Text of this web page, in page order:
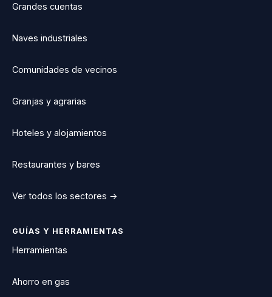
Grandes cuentas
Naves industriales
Comunidades de vecinos
Granjas y agrarias
Hoteles y alojamientos
Restaurantes y bares
Ver todos los sectores →
GUÍAS Y HERRAMIENTAS
Herramientas
Ahorro en gas